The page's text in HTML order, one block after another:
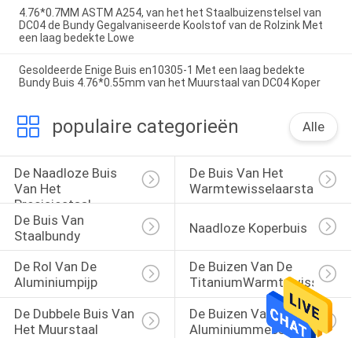
4.76*0.7MM ASTM A254, van het het Staalbuizenstelsel van
DC04 de Bundy Gegalvaniseerde Koolstof van de Rolzink Met
een laag bedekte Lowe
Gesoldeerde Enige Buis en10305-1 Met een laag bedekte
Bundy Buis 4.76*0.55mm van het Muurstaal van DC04 Koper
populaire categorieën Alle
De Naadloze Buis
Van Het
Precisiestaal
De Buis Van Het
Warmtewisselaarstaal
De Buis Van
Staalbundy
Naadloze Koperbuis
De Rol Van De
Aluminiumpijp
De Buizen Van De
TitaniumWarmtewisselaar
De Dubbele Buis Van
Het Muurstaal
De Buizen Van Het
Aluminiummessing